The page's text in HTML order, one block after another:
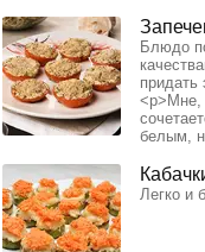
Блюдо
придать
<p>Мне,
белым,
Легко и